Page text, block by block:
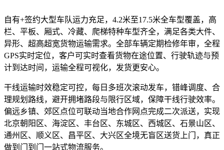
自有+签约大型车队运力充足，4.2米至17.5米全车型覆盖，高
栏、平板、厢式、冷藏、爬梯特种车型齐全，满足各类大件、
异形、超高超宽货物运输需求。全部车辆定期检修年审，全程
GPS实时定位，客户可实时查看货物在途位置、行驶轨迹与预
计到达时间，运输全程可视化，发货更安心。
干线运输时效稳定可控，每日多班次滚动发车，错峰调度、合
理规划路线，避开拥堵路段与限行区域，保障干线行驶效率。
偏远乡镇、郊区点位可联动当地合作网点完成二次派送，实现
北京朝阳区、海淀区、丰台区、东城区、西城区、石景山区、
通州区、顺义区、昌平区、大兴区全境无盲区送货上门，真正
做到门到门一站式物流服务。